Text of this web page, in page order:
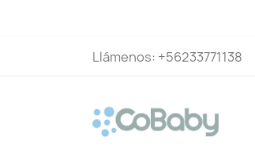
Llámenos: +56233771138